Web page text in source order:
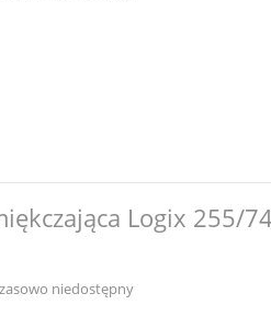
Logix 255/
niedostępny